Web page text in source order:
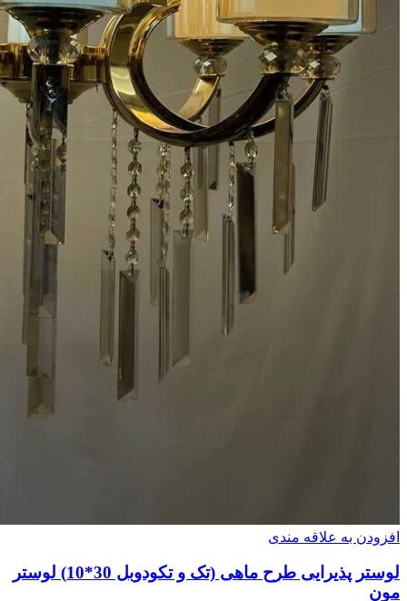
افزودن به علاقه مندی
لوستر پذیرایی طرح ماهی (تک و تکودوبل 30*10) لوستر
مون